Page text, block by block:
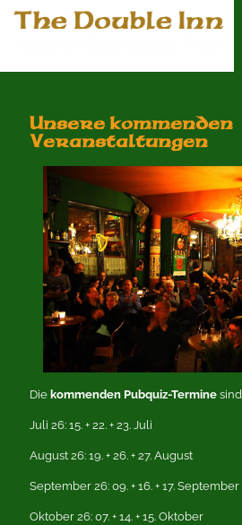
Unsere kommenden
Veranstaltungen
Die kommenden Pubquiz-Termine sind
Juli 26: 15. + 22. + 23. Juli
August 26: 19. + 26. + 27. August
September 26: 09. + 16. + 17. September
Oktober 26: 07. + 14. + 15. Oktober